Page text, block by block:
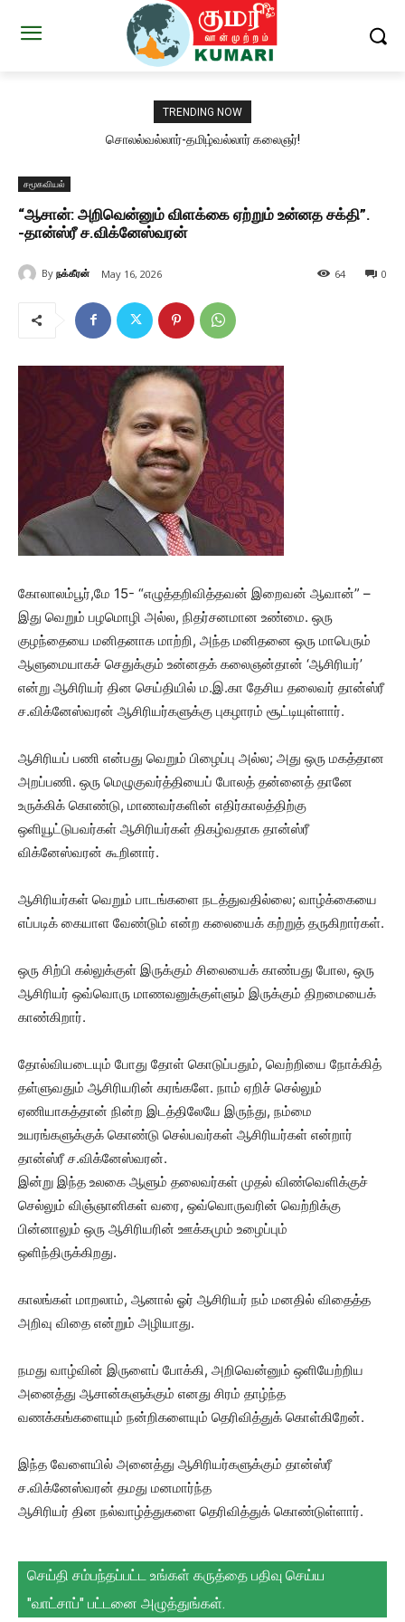
TRENDING NOW
சொலல்வல்லார்-தமிழ்வல்லார் கலைஞர்!
சமூகவியல்
“ஆசான்: அறிவென்னும் விளக்கை ஏற்றும் உன்னத சக்தி”.
-தான்ஸ்ரீ ச.விக்னேஸ்வரன்
By நக்கீரன் May 16, 2026 0
64
கோலாலம்பூர்,மே 15- “எழுத்தறிவித்தவன் இறைவன் ஆவான்” –
இது வெறும் பழமொழி அல்ல, நிதர்சனமான உண்மை. ஒரு
குழந்தையை மனிதனாக மாற்றி, அந்த மனிதனை ஒரு மாபெரும்
ஆளுமையாகச் செதுக்கும் உன்னதக் கலைஞன்தான் ‘ஆசிரியர்’
என்று ஆசிரியர் தின செய்தியில் ம.இ.கா தேசிய தலைவர் தான்ஸ்ரீ
ச.விக்னேஸ்வரன் ஆசிரியர்களுக்கு புகழாரம் சூட்டியுள்ளார்.
ஆசிரியப் பணி என்பது வெறும் பிழைப்பு அல்ல; அது ஒரு மகத்தான
அறப்பணி. ஒரு மெழுகுவர்த்தியைப் போலத் தன்னைத் தானே
உருக்கிக் கொண்டு, மாணவர்களின் எதிர்காலத்திற்கு
ஒளியூட்டுபவர்கள் ஆசிரியர்கள் திகழ்வதாக தான்ஸ்ரீ
விக்னேஸ்வரன் கூறினார்.
ஆசிரியர்கள் வெறும் பாடங்களை நடத்துவதில்லை; வாழ்க்கையை
எப்படிக் கையாள வேண்டும் என்ற கலையைக் கற்றுத் தருகிறார்கள்.
ஒரு சிற்பி கல்லுக்குள் இருக்கும் சிலையைக் காண்பது போல, ஒரு
ஆசிரியர் ஒவ்வொரு மாணவனுக்குள்ளும் இருக்கும் திறமையைக்
காண்கிறார்.
தோல்வியடையும் போது தோள் கொடுப்பதும், வெற்றியை நோக்கித்
தள்ளுவதும் ஆசிரியரின் கரங்களே. நாம் ஏறிச் செல்லும்
ஏணியாகத்தான் நின்ற இடத்திலேயே இருந்து, நம்மை
உயரங்களுக்குக் கொண்டு செல்பவர்கள் ஆசிரியர்கள் என்றார்
தான்ஸ்ரீ ச.விக்னேஸ்வரன்.
இன்று இந்த உலகை ஆளும் தலைவர்கள் முதல் விண்வெளிக்குச்
செல்லும் விஞ்ஞானிகள் வரை, ஒவ்வொருவரின் வெற்றிக்கு
பின்னாலும் ஒரு ஆசிரியரின் ஊக்கமும் உழைப்பும்
ஒளிந்திருக்கிறது.
காலங்கள் மாறலாம், ஆனால் ஓர் ஆசிரியர் நம் மனதில் விதைத்த
அறிவு விதை என்றும் அழியாது.
நமது வாழ்வின் இருளைப் போக்கி, அறிவென்னும் ஒளியேற்றிய
அனைத்து ஆசான்களுக்கும் எனது சிரம் தாழ்ந்த
வணக்கங்களையும் நன்றிகளையும் தெரிவித்துக் கொள்கிறேன்.
இந்த வேளையில் அனைத்து ஆசிரியர்களுக்கும் தான்ஸ்ரீ
ச.விக்னேஸ்வரன் தமது மனமார்ந்த
ஆசிரியர் தின நல்வாழ்த்துகளை தெரிவித்துக் கொண்டுள்ளார்.
செய்தி சம்பந்தப்பட்ட உங்கள் கருத்தை பதிவு செய்ய
"வாட்சாப்" பட்டனை அழுத்துங்கள்.